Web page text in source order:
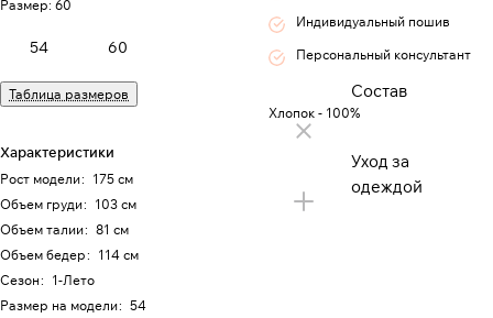
Размер: 60
54 60
Таблица размеров
Характеристики
Рост модели: 175 см
Объем груди: 103 см
Объем талии: 81 см
Объем бедер: 114 см
Сезон: 1-Лето
Размер на модели: 54
Индивидуальный пошив
Персональный консультант
Состав
Хлопок - 100%
Уход за
одеждой